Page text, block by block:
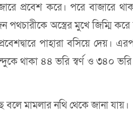
প্রবেশ করে। পরে বাজারে
অস্ত্রের মুখে জিম্মি
পাহারা বসিয়ে দেয়।
থাকা ৪৪ ভরি স্বর্ণ ও ৩৪০
মামলার নথি থেকে জানা যায়।